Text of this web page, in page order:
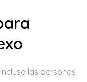
las personas